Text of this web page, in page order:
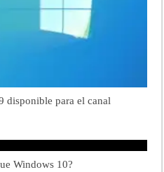
disponible para el canal
Windows 10?